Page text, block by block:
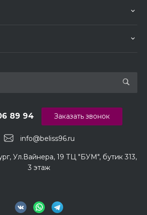
89 94
info@beliss96.ru
Заказать звонок
Ул.Вайнера, 19 ТЦ "БУМ", бутик 313,
3 этаж